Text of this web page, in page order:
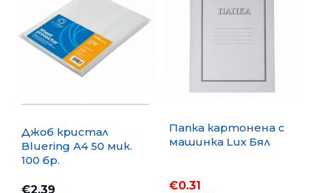
Джоб кристал
Bluering А4 50 мик.
100 бр.
€2.39
Папка картонена с
машинка Lux Бял
€0.31